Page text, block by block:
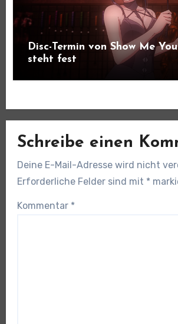
Disc-Termin von Show Me
steht fest
Schreibe einen
Deine E-Mail-Adresse wird nicht
Erforderliche Felder sind mit *
Kommentar *